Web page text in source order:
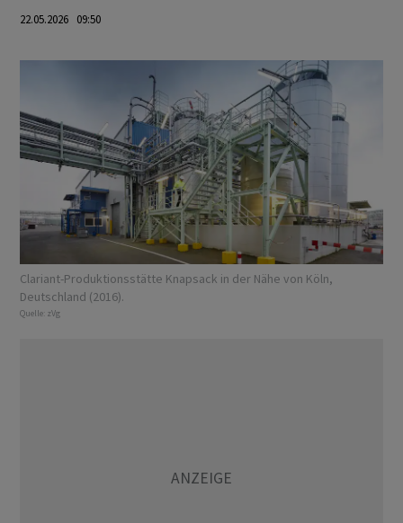
22.05.2026 09:50
Clariant-Produktionsstätte Knapsack in der Nähe von Köln,
Deutschland (2016).
Quelle: zVg